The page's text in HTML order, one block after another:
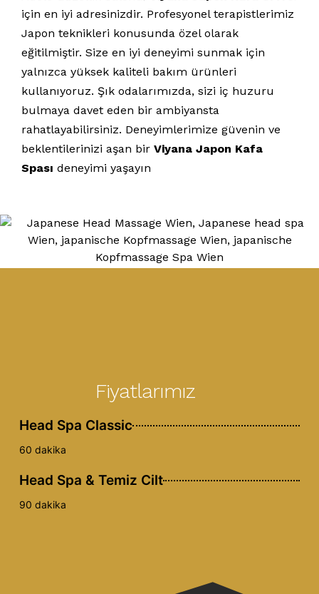
için en iyi adresinizdir. Profesyonel terapistlerimiz
Japon teknikleri konusunda özel olarak
eğitilmiştir. Size en iyi deneyimi sunmak için
yalnızca yüksek kaliteli bakım ürünleri
kullanıyoruz. Şık odalarımızda, sizi iç huzuru
bulmaya davet eden bir ambiyansta
rahatlayabilirsiniz. Deneyimlerimize güvenin ve
beklentilerinizi aşan bir Viyana Japon Kafa
Spası deneyimi yaşayın
Fiyatlarımız
Head Spa Classic
60 dakika
Head Spa & Temiz Cilt
90 dakika